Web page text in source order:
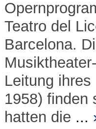
Teatro del
Barcelona.
Leitung
1958) finden
hatten die ...